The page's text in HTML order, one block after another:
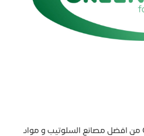
مصنع جرين ستارز - Green Stars من افضل مصانع السلوتيب و مواد